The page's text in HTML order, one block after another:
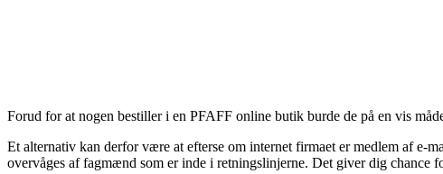
Forud for at nogen bestiller i en PFAFF online butik burde de på en vis
Et alternativ kan derfor være at efterse om internet firmaet er medlem af e-
overvåges af fagmænd som er inde i retningslinjerne. Det giver dig